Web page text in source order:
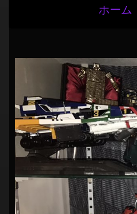
ー
シ
ョ
ン
ホーム